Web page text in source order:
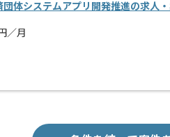
団体システムアプリ開発推進の求人
／月